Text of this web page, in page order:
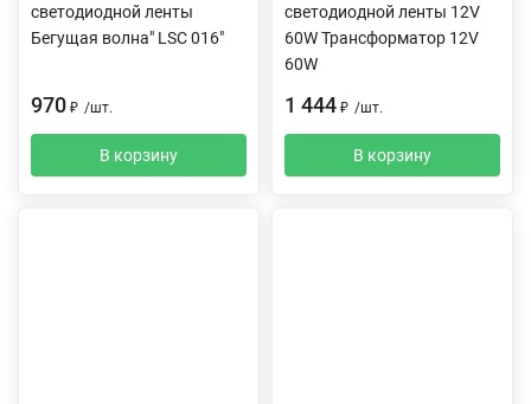
светодиодной ленты
Бегущая волна" LSC 016"
970 ₽ /шт.
В корзину
светодиодной ленты 12V
60W Трансформатор 12V
60W
1 444 ₽ /шт.
В корзину